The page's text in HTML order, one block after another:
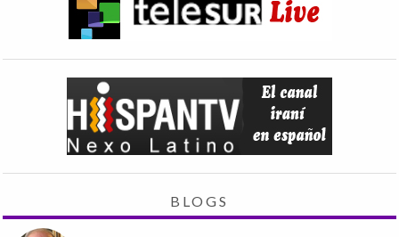
BLOGS